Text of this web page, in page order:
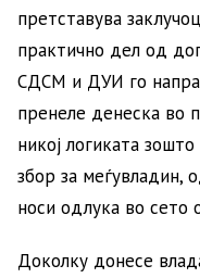
претставува
практично дел од
СДСМ и ДУИ го
пренеле денеска во
никој логиката
збор за меѓувладин,
носи одлука во сето
Доколку донесе